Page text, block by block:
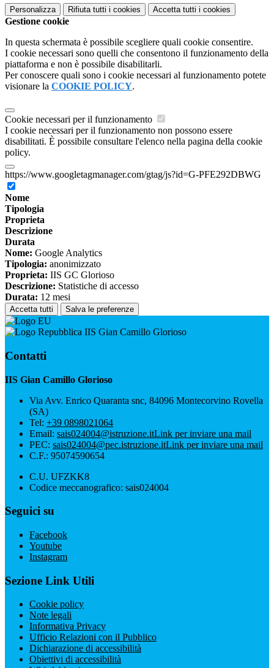
Personalizza Rifiuta tutti i cookies Accetta tutti i cookies
Gestione cookie
In questa schermata è possibile scegliere quali cookie consentire.
I cookie necessari sono quelli che consentono il funzionamento della
piattaforma e non è possibile disabilitarli.
Per conoscere quali sono i cookie necessari al funzionamento potete
visionare la COOKIE POLICY.
Cookie necessari per il funzionamento
I cookie necessari per il funzionamento non possono essere
disabilitati. È possibile consultare l'elenco nella pagina della cookie
policy.
https://www.googletagmanager.com/gtag/js?id=G-PFE292DBWG
Nome
Tipologia
Proprieta
Descrizione
Durata
Nome: Google Analytics
Tipologia: anonimizzato
Proprieta: IIS GC Glorioso
Descrizione: Statistiche di accesso
Durata: 12 mesi
Accetta tutti Salva le preferenze
IIS Gian Camillo Glorioso
Contatti
IIS Gian Camillo Glorioso
Via Avv. Enrico Quaranta snc, 84096 Montecorvino Rovella
(SA)
Tel: +39 0898021064
Email: sais024004@istruzione.itLink per inviare una mail
PEC: sais024004@pec.istruzione.itLink per inviare una mail
C.F.: 95074590654
C.U. UFZKK8
Codice meccanografico: sais024004
Seguici su
Facebook
Youtube
Instagram
Sezione Link Utili
Cookie policy
Note legali
Informativa Privacy
Ufficio Relazioni con il Pubblico
Dichiarazione di accessibilità
Obiettivi di accessibilità